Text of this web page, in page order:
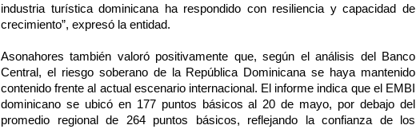
industria turística dominicana ha respondido con resiliencia y capacidad de
crecimiento”, expresó la entidad.
Asonahores también valoró positivamente que, según el análisis del Banco
Central, el riesgo soberano de la República Dominicana se haya mantenido
contenido frente al actual escenario internacional. El informe indica que el EMBI
dominicano se ubicó en 177 puntos básicos al 20 de mayo, por debajo del
promedio regional de 264 puntos básicos, reflejando la confianza de los